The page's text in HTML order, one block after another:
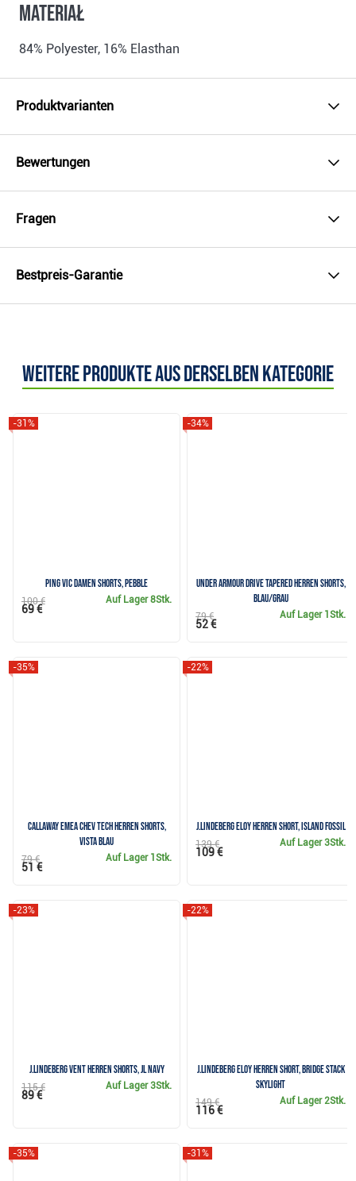
Materiał
84% Polyester, 16% Elasthan
Produktvarianten
Bewertungen
Fragen
Bestpreis-Garantie
Weitere Produkte aus derselben Kategorie
PING Vic Damen Shorts, Pebble
-31%
Auf Lager8Stk.
100 €
69 €
Under Armour Drive Tapered Herren Shorts,
blau/grau
-34%
Auf Lager 1Stk.
79 €
52 €
Callaway Emea Chev Tech Herren Shorts,
vista blau
-35%
Auf Lager 1Stk.
79 €
51 €
J.Lindeberg Eloy Herren Short, island fossil
-22%
Auf Lager3Stk.
139 €
109 €
J.Lindeberg Vent Herren Shorts, JL Navy
-23%
Auf Lager3Stk.
115 €
89 €
J.Lindeberg Eloy Herren Short, bridge stack
skylight
-22%
Auf Lager2Stk.
149 €
116 €
-35% -31%